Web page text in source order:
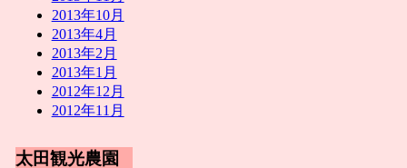
2013年10月
2013年4月
2013年2月
2013年1月
2012年12月
2012年11月
太田観光農園